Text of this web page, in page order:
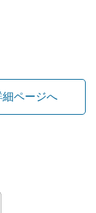
細ページへ